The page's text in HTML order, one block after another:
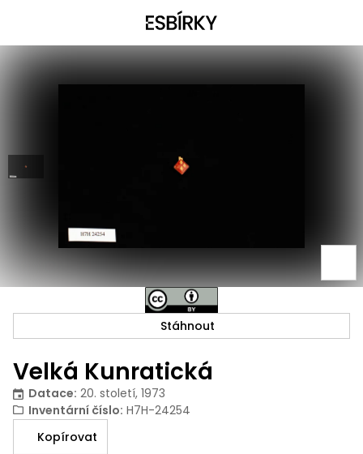
Velká Kunratická
Datace: 20. století, 1973
Inventární číslo: H7H-24254
Kopírovat
Stáhnout